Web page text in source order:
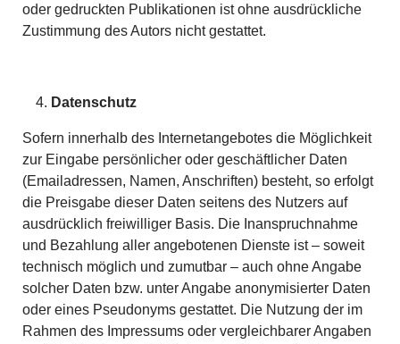
oder gedruckten Publikationen ist ohne ausdrückliche
Zustimmung des Autors nicht gestattet.
Datenschutz
Sofern innerhalb des Internetangebotes die Möglichkeit
zur Eingabe persönlicher oder geschäftlicher Daten
(Emailadressen, Namen, Anschriften) besteht, so erfolgt
die Preisgabe dieser Daten seitens des Nutzers auf
ausdrücklich freiwilliger Basis. Die Inanspruchnahme
und Bezahlung aller angebotenen Dienste ist – soweit
technisch möglich und zumutbar – auch ohne Angabe
solcher Daten bzw. unter Angabe anonymisierter Daten
oder eines Pseudonyms gestattet. Die Nutzung der im
Rahmen des Impressums oder vergleichbarer Angaben